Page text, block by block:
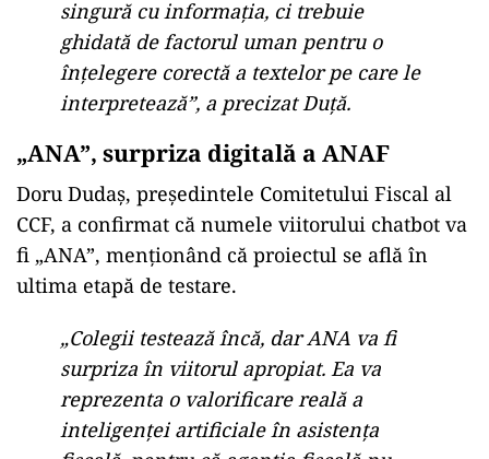
EXCLUSIV
ACTUALITATE
STB 2.0! Bucureștenii s-ar putea trezi
curând cu o nouă companie de
transport public, „o nouă Mărie,
aceeași pălărie”!
ACTUALITATE
Biancăi Drăgușanu. Cu cât se vinde o
piesă din colecția vedetei
„Inteligența artificială are încă
singură cu informația, ci trebuie
ghidată de factorul uman pentru o
înțelegere corectă a textelor pe care le
interpretează”, a precizat Duță.